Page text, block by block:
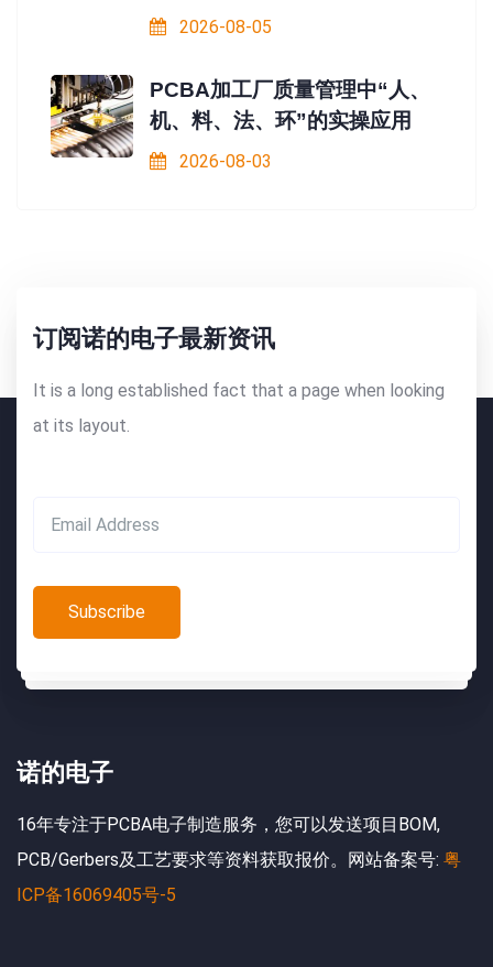
2026-08-05
PCBA加工厂质量管理中“人、
机、料、法、环”的实操应用
2026-08-03
订阅诺的电子最新资讯
It is a long established fact that a page when looking
at its layout.
诺的电子
16年专注于PCBA电子制造服务，您可以发送项目BOM,
PCB/Gerbers及工艺要求等资料获取报价。网站备案号: 粤
ICP备16069405号-5